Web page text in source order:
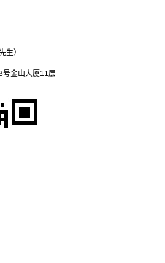
生）
号金山大厦11层